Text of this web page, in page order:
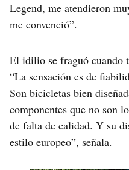
Legend, me atendieron
me convenció”.
El idilio se fraguó cuando
“La sensación es de
Son bicicletas bien
componentes que no son
de falta de calidad. Y su
estilo europeo”, señala.